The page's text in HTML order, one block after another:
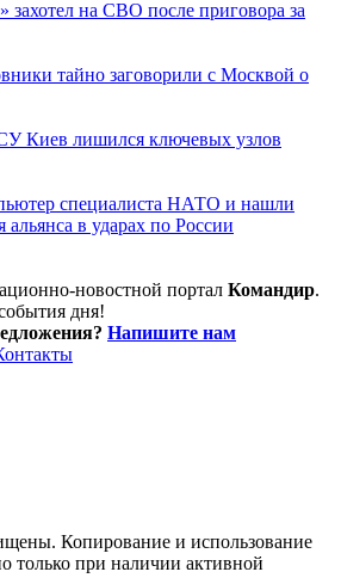
захотел на СВО после приговора за
тайно заговорили с Москвой о
Киев лишился ключевых узлов
специалиста НАТО и нашли
альянса в ударах по России
новостной портал Командир.
дня!
Напишите нам
Копирование и использование
только при наличии активной